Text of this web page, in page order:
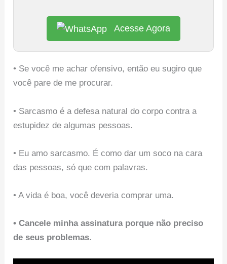
Acesse Agora
• Se você me achar ofensivo, então eu sugiro que
você pare de me procurar.
• Sarcasmo é a defesa natural do corpo contra a
estupidez de algumas pessoas.
• Eu amo sarcasmo. É como dar um soco na cara
das pessoas, só que com palavras.
• A vida é boa, você deveria comprar uma.
• Cancele minha assinatura porque não preciso
de seus problemas.